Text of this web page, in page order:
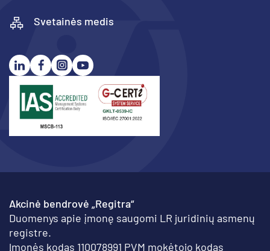
Svetainės medis
Akcinė bendrovė „Regitra“
Duomenys apie įmonę saugomi LR juridinių asmenų
registre.
Įmonės kodas 110078991 PVM mokėtojo kodas